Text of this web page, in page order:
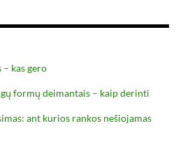
kas gero
formų deimantais – kaip derinti
ant kurios rankos nešiojamas